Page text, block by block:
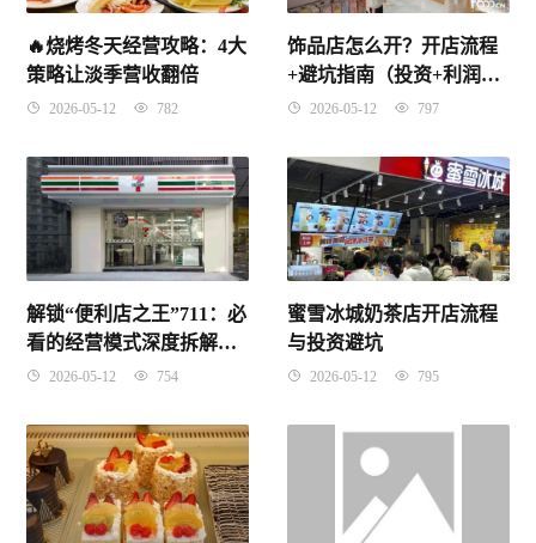
🔥烧烤冬天经营攻略：4大
策略让淡季营收翻倍
2026-05-12 782
饰品店怎么开？开店流程
+避坑指南（投资+利润
+选址+进货）
2026-05-12 797
解锁“便利店之王”711：必
看的经营模式深度拆解与
加盟避坑实战指南
2026-05-12 754
蜜雪冰城奶茶店开店流程
与投资避坑
2026-05-12 795